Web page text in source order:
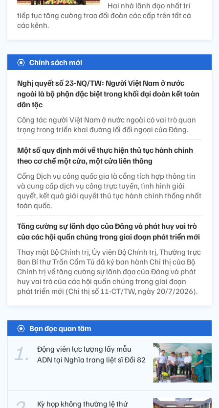
Hai nhà lãnh đạo nhất trí
tiếp tục tăng cường trao đổi đoàn các cấp trên tất cả
các kênh.
Chính sách mới
Nghị quyết số 23-NQ/TW: Người Việt Nam ở nước
ngoài là bộ phận đặc biệt trong khối đại đoàn kết toàn
dân tộc
Công tác người Việt Nam ở nước ngoài có vai trò quan
trọng trong triển khai đường lối đối ngoại của Đảng.
Một số quy định mới về thực hiện thủ tục hành chính
theo cơ chế một cửa, một cửa liên thông
Cổng Dịch vụ công quốc gia là cổng tích hợp thông tin
và cung cấp dịch vụ công trực tuyến, tình hình giải
quyết, kết quả giải quyết thủ tục hành chính thống nhất
toàn quốc.
Tăng cường sự lãnh đạo của Đảng và phát huy vai trò
của các hội quần chúng trong giai đoạn phát triển mới
Thay mặt Bộ Chính trị, Ủy viên Bộ Chính trị, Thường trực
Ban Bí thư Trần Cẩm Tú đã ký ban hành Chỉ thị của Bộ
Chính trị về tăng cường sự lãnh đạo của Đảng và phát
huy vai trò của các hội quần chúng trong giai đoạn
phát triển mới (Chỉ thị số 11-CT/TW, ngày 20/7/2026).
Bạn đọc quan tâm
Động viên lực lượng lấy mẫu
ADN tại Nghĩa trang liệt sĩ Đồi 82​
Kỳ họp không thường lệ thứ